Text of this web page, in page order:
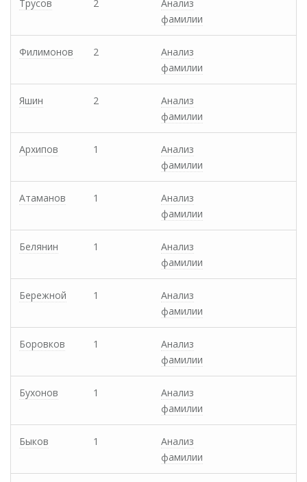
Трусов 2
Анализ
фамилии
Филимонов 2
Анализ
фамилии
Яшин 2
Анализ
фамилии
Архипов 1
Анализ
фамилии
Атаманов 1
Анализ
фамилии
Белянин 1
Анализ
фамилии
Бережной 1
Анализ
фамилии
Боровков 1
Анализ
фамилии
Бухонов 1
Анализ
фамилии
Быков 1
Анализ
фамилии